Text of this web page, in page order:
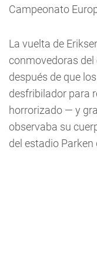
Campeonato
La vuelta de
conmovedoras del
después de que
desfribilador para
horrorizado — y
observaba su
del estadio Parken